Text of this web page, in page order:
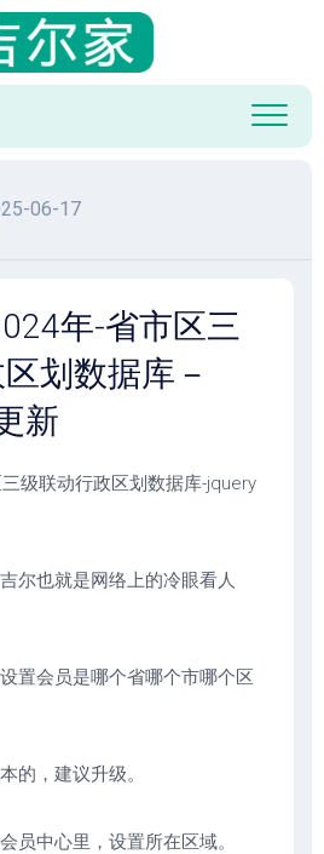
06-17
年-省市区三
划数据库－
新
级联动行政区划数据库-jquery
尔也就是网络上的冷眼看人
置会员是哪个省哪个市哪个区
的，建议升级。
员中心里，设置所在区域。